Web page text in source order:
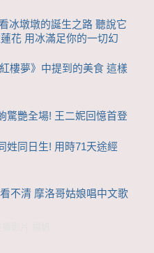
冰墩墩的誕生之路 聽說它
花 用冰滿足你的一切幻
樓夢》中提到的美食 這樣
驚艷全場! 王二妮回憶首登
姓同日生! 用時71天途經
不清 摩洛哥姑娘唱中文歌